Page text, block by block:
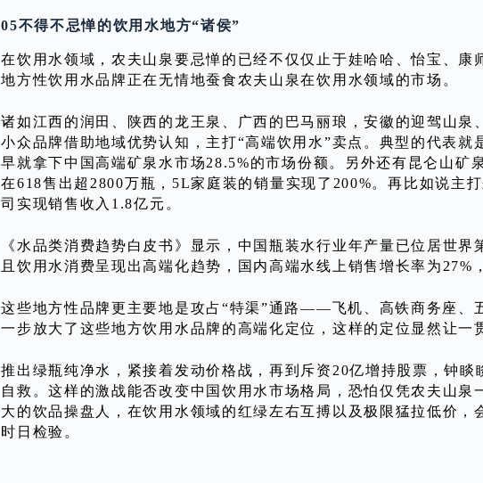
05不得不忌惮的饮用水地方“诸侯”
在饮用水领域，农夫山泉要忌惮的已经不仅仅止于娃哈哈、怡宝、康
地方性饮用水品牌正在无情地蚕食农夫山泉在饮用水领域的市场。
诸如江西的润田、陕西的龙王泉、广西的巴马丽琅，安徽的迎驾山
小众品牌借助地域优势认知，主打“高端饮用水”卖点。典型的代表就
早就拿下中国高端矿泉水市场28.5%的市场份额。另外还有昆仑山矿
在618售出超2800万瓶，5L家庭装的销量实现了200%。再比如说主
司实现销售收入1.8亿元。
《水品类消费趋势白皮书》显示，中国瓶装水行业年产量已位居世界
且饮用水消费呈现出高端化趋势，国内高端水线上销售增长率为27%
这些地方性品牌更主要地是攻占“特渠”通路——飞机、高铁商务座、
一步放大了这些地方饮用水品牌的高端化定位，这样的定位显然让一
推出绿瓶纯净水，紧接着发动价格战，再到斥资20亿增持股票，钟睒
自救。这样的激战能否改变中国饮用水市场格局，恐怕仅凭农夫山
大的饮品操盘人，在饮用水领域的红绿左右互搏以及极限猛拉低价
时日检验。